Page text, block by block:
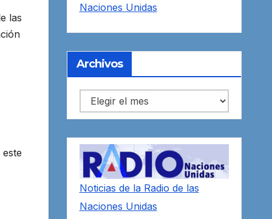
las
Naciones Unidas
Archivos
Archivos
Noticias de la Radio de las
Naciones Unidas